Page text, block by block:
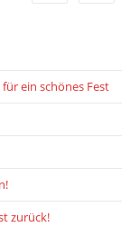
ein schönes Fest
zurück!